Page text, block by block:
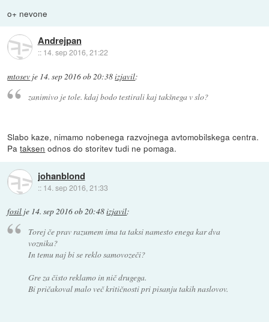
o+ nevone
Andrejpan
:: 14. sep 2016, 21:22
mtosev je 14. sep 2016 ob 20:38izjavil:
zanimivo je tole. kdaj bodo testirali kaj takšnega v slo?
Slabo kaze, nimamo nobenega razvojnega avtomobilskega centra.
Pataksen odnos do storitev tudi ne pomaga.
johanblond
:: 14. sep 2016, 21:33
fosil je 14. sep 2016 ob 20:48izjavil:
Torej če prav razumem ima ta taksi namesto enega kar dva
voznika?
In temu naj bi se reklo samovozeči?
Gre za čisto reklamo in nič drugega.
Bi pričakoval malo več kritičnosti pri pisanju takih naslovov.